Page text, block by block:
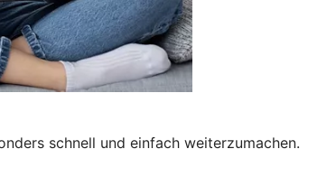
schnell und einfach weiterzumachen.